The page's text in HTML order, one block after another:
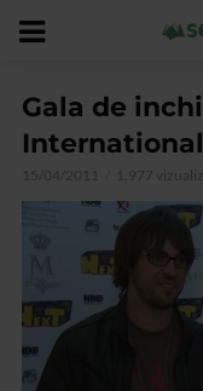
Gala de
15/04/2011 1.977